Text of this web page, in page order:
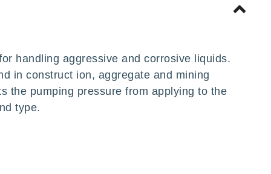
handling aggressive and corrosive liquids.
in construct ion, aggregate and mining
the pumping pressure from applying to the
type.